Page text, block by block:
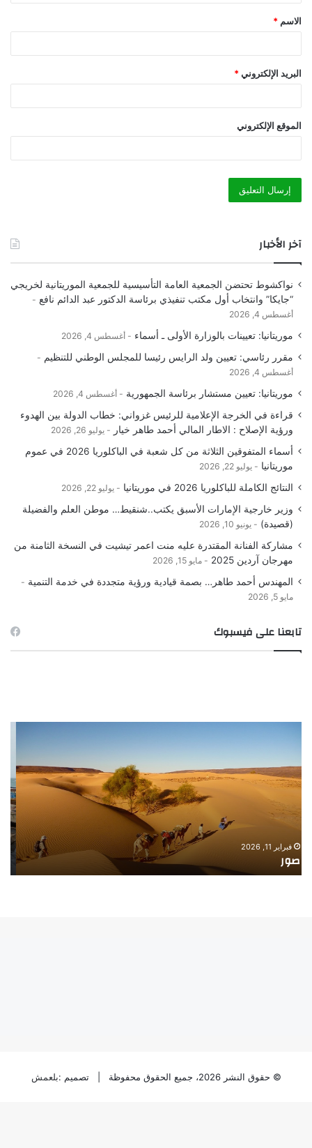
الاسم*
البريد الإلكتروني*
الموقع الإلكتروني
آخر الأخبار
نواكشوط تحتضن الجمعية العامة التأسيسية للجمعية الموريتانية لخريجي
“جايكا” وانتخاب أول مكتب تنفيذي برئاسة الدكتور عبد الدائم نافع
أغسطس 4, 2026
موريتانيا: تعيينات بالوزارة الأولى ـ أسماء أغسطس 4, 2026
مقرر رئاسي: تعيين ولد الرايس رئيسا للمجلس الوطني للتنظيم
أغسطس 4, 2026
موريتانيا: تعيين مستشار برئاسة الجمهورية أغسطس 4, 2026
قراءة في الخرجة الإعلامية للرئيس غزواني: خطاب الدولة بين الهدوء
ورؤية الإصلاح : الاطار المالي أحمد طاهر خيار
يوليو 26, 2026
أسماء المتفوقين الثلاثة من كل شعبة في الباكلوريا 2026 في عموم
موريتانيا
يوليو 22, 2026
النتائج الكاملة للباكلوريا 2026 في موريتانيا يوليو 22, 2026
وزير خارجية الإمارات الأسبق يكتب..شنقيط… موطن العلم والفضيلة
(قصيدة)
يونيو 10, 2026
مشاركة الفنانة المقتدرة عليه منت اعمر تيشيت في النسخة الثامنة من
مهرجان آردين 2025
مايو 15, 2026
المهندس أحمد طاهر… بصمة قيادية ورؤية متجددة في خدمة التنمية
مايو 5, 2026
تابعنا على فيسبوك
فبراير 11, 2026
صورة ـ الصيد
© حقوق النشر 2026، جميع الحقوق محفوظة | تصميم : بلعمش